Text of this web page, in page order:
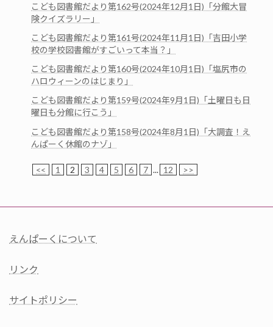
こども図書館だより第162号(2024年12月1日)「分館大冒
険クイズラリー」
こども図書館だより第161号(2024年11月1日)「吉田小学
校の学校図書館がすごいって本当？」
こども図書館だより第160号(2024年10月1日)「塩尻市の
ハロウィーンのはじまり」
こども図書館だより第159号(2024年9月1日)「土曜日も日
曜日も分館に行こう」
こども図書館だより第158号(2024年8月1日)「大調査！え
んぱーく休館のナゾ」
<< 1 2 3 4 5 6 7 ... 12 >>
えんぱーくについて
リンク
サイトポリシー